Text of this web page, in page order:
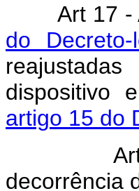
Art 17 -
do
dispositivo
artigo 15 do
decorrência